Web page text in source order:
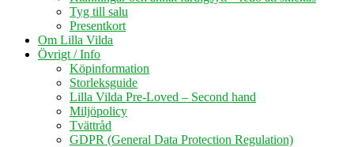
Tyg till salu
Presentkort
Om Lilla Vilda
Övrigt / Info
Köpinformation
Storleksguide
Lilla Vilda Pre-Loved – Second hand
Miljöpolicy
Tvättråd
GDPR (General Data Protection Regulation)